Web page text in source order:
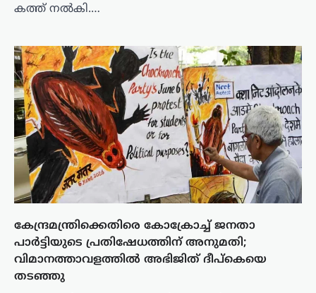
കത്ത് നൽകി.…
കേന്ദ്രമന്ത്രിക്കെതിരെ കോക്രോച്ച് ജനതാ
പാർട്ടിയുടെ പ്രതിഷേധത്തിന് അനുമതി;
വിമാനത്താവളത്തിൽ അഭിജിത് ദീപ്കെയെ
തടഞ്ഞു